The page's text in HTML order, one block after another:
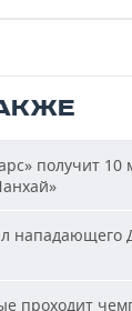
получит 10
нападающего
проходит